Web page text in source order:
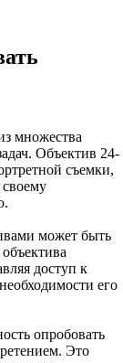
множества
Объектив 24-
съемки,
может быть
доступ к
его
опробовать
Это